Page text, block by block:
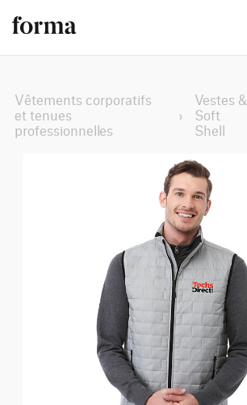
Vêtements corporatifs
et tenues
professionnelles
›
Vestes &
Soft
Shell